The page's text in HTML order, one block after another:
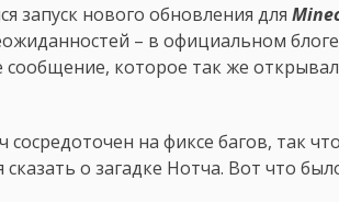
запуск нового обновления для
– в официальном
которое так же
сосредоточен на фиксе багов, так
сказать о загадке Нотча. Вот что